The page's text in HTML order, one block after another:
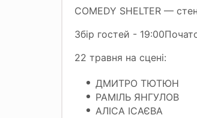
COMEDY SHELTER —
Збір гостей -
22 травня на сцені:
ДМИТРО ТЮТЮН
РАМІЛЬ ЯНГУЛОВ
АЛІСА ІСАЄВА